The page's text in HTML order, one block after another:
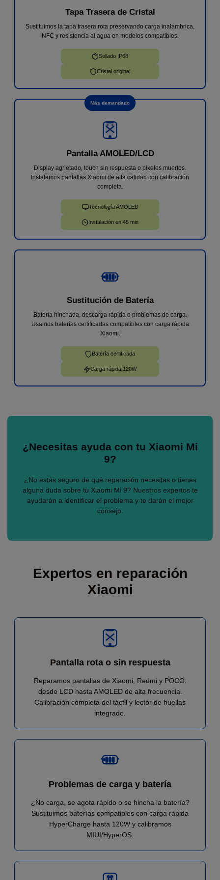
★ ★ ★ ★
He llevado mi móvil un Samsung A33 ya que no me
cargaba, me ha atendido Andrés de forma increíble
y en menos de 1h me lo has cambiado y ya
funciona perfectamente. Sin dudas cuando me pase
algo, volveré.
Tapa Trasera de Cristal
Sustituimos la tapa trasera rota preservando carga inalámbrica,
NFC y resistencia al agua en modelos compatibles.
Sellado IP68
Cristal original
Más demandado
Pantalla AMOLED/LCD
Display agrietado, touch sin respuesta o píxeles muertos.
Instalamos pantallas Xiaomi de alta calidad con calibración
completa.
Tecnología AMOLED
Instalación en 45 min
Sustitución de Batería
Batería hinchada, descarga rápida o problemas de carga.
Usamos baterías certificadas compatibles con carga rápida
Xiaomi.
Batería certificada
Carga rápida 120W
¿Necesitas ayuda con tu Xiaomi Mi
9?
¿No estás seguro de qué reparación necesitas o tienes
alguna duda sobre tu Xiaomi Mi 9? Nuestros expertos te
ayudarán a identificar el problema y te darán el mejor
consejo.
Expertos en reparación
Xiaomi
Pantalla rota o sin respuesta
Reparamos pantallas de Xiaomi, Redmi y POCO:
desde LCD hasta AMOLED de alta frecuencia.
Calibración completa del táctil y lector de huellas
integrado.
Problemas de carga y batería
¿No carga, se agota rápido o se hincha la batería?
Sustituimos baterías compatibles con carga rápida
HyperCharge hasta 120W y calibramos
MIUI/HyperOS.